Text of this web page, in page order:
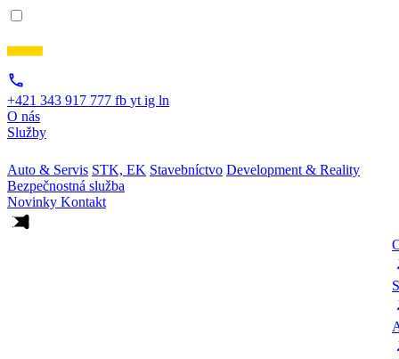
+421 343 917 777 fb yt ig ln
O nás
Služby
Auto & Servis STK, EK Stavebníctvo Development & Reality
Bezpečnostná služba
Novinky Kontakt